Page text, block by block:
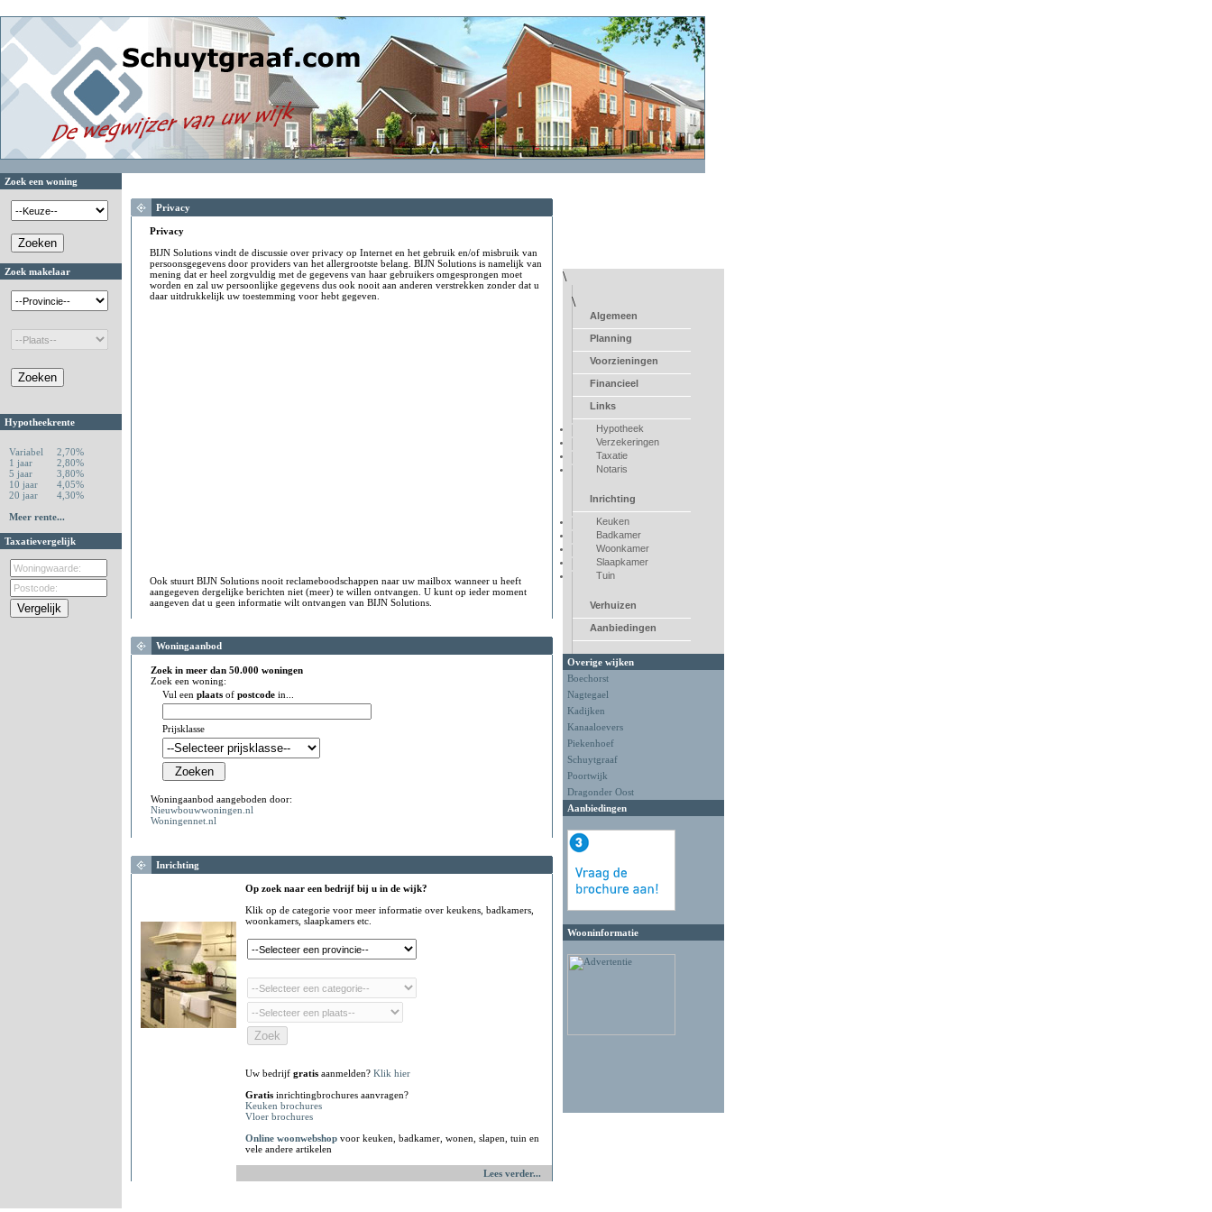
Zoek een woning
Zoek makelaar
Hypotheekrente
Variabel
2,70%
1 jaar
2,80%
5 jaar
3,80%
10 jaar
4,05%
20 jaar
4,30%
Meer rente...
Taxatievergelijk
Privacy
Privacy
BIJN Solutions vindt de discussie over privacy op Internet en het gebruik en/of misbruik van
persoonsgegevens door providers van het allergrootste belang. BIJN Solutions is namelijk van
mening dat er heel zorgvuldig met de gegevens van haar gebruikers omgesprongen moet
worden en zal uw persoonlijke gegevens dus ook nooit aan anderen verstrekken zonder dat u
daar uitdrukkelijk uw toestemming voor hebt gegeven.
Ook stuurt BIJN Solutions nooit reclameboodschappen naar uw mailbox wanneer u heeft
aangegeven dergelijke berichten niet (meer) te willen ontvangen. U kunt op ieder moment
aangeven dat u geen informatie wilt ontvangen van BIJN Solutions.
Woningaanbod
Zoek in meer dan 50.000 woningen
Zoek een woning:
Vul een plaats of postcode in...
Prijsklasse
Woningaanbod aangeboden door:
Nieuwbouwwoningen.nl
Woningennet.nl
Inrichting
Op zoek naar een bedrijf bij u in de wijk?
Klik op de categorie voor meer informatie over keukens, badkamers,
woonkamers, slaapkamers etc.
Uw bedrijf gratis aanmelden? Klik hier
Gratis inrichtingbrochures aanvragen?
Keuken brochures
Vloer brochures
Online woonwebshop voor keuken, badkamer, wonen, slapen, tuin en
vele andere artikelen
Lees verder...
\
\
Algemeen
Planning
Voorzieningen
Financieel
Links
Hypotheek
Verzekeringen
Taxatie
Notaris
Inrichting
Keuken
Badkamer
Woonkamer
Slaapkamer
Tuin
Verhuizen
Aanbiedingen
Overige wijken
Boechorst
Nagtegael
Kadijken
Kanaaloevers
Piekenhoef
Schuytgraaf
Poortwijk
Dragonder Oost
Aanbiedingen
Wooninformatie